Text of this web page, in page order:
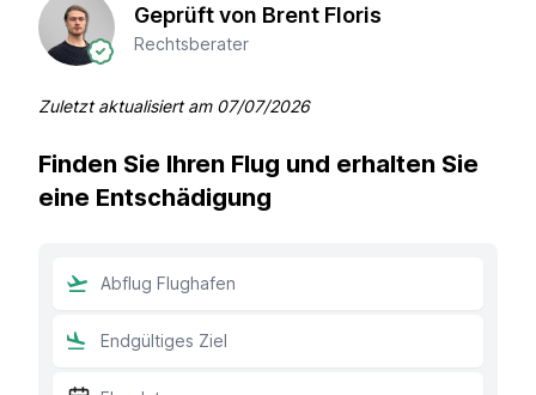
Geprüft von Brent Floris
Rechtsberater
Zuletzt aktualisiert am 07/07/2026
Finden Sie Ihren Flug und erhalten Sie
eine Entschädigung